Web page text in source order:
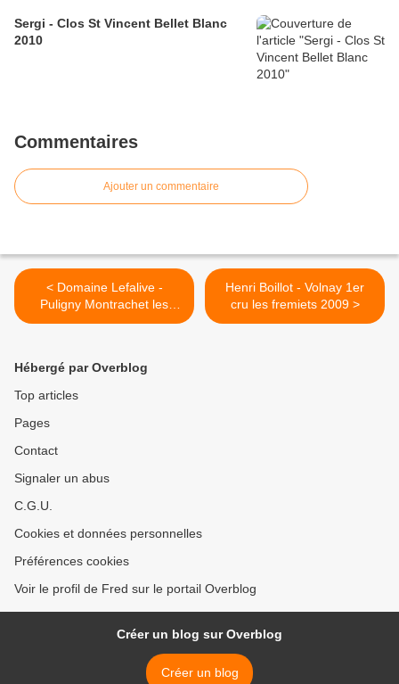
Sergi - Clos St Vincent Bellet Blanc
2010
Commentaires
Ajouter un commentaire
< Domaine Lefalive -
Puligny Montrachet les
Pucelles 2000
Henri Boillot - Volnay 1er
cru les fremiets 2009 >
Hébergé par Overblog
Top articles
Pages
Contact
Signaler un abus
C.G.U.
Cookies et données personnelles
Préférences cookies
Voir le profil de Fred sur le portail Overblog
Créer un blog sur Overblog
Créer un blog